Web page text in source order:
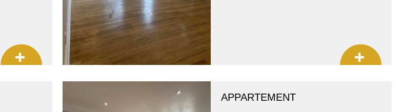
APPARTEMENT